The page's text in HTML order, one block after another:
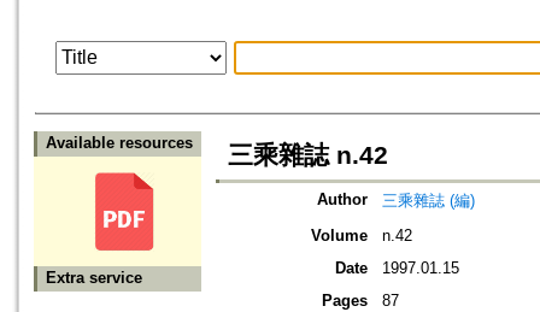
Available resources
Extra service
三乘雜誌 n.42
Author
三乘雜誌 (編)
Volume
n.42
Date
1997.01.15
Pages
87